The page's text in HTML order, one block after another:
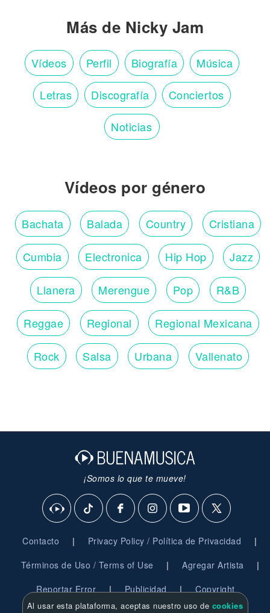
Más de Nicky Jam
Vídeos Perfil Biografía Música
Letras Discografía Conciertos
Noticias
Vídeos por género
Bachata Balada Country Cristiana
Cumbia Electronica Hip Hop Jazz
Llanera Merengue Pop R&B
Reggae Regional Regional Mexicana
Rock Salsa Urbana Vallenato
¡Somos lo que te mueve!
Contacto | Privacy Policy / Política de Privacidad |
Términos de Uso / Terms of Use | Agregar Artista |
Reportar Error | Publicidad | Copyright
Al usar esta plataforma, aceptas nuestro uso de cookies